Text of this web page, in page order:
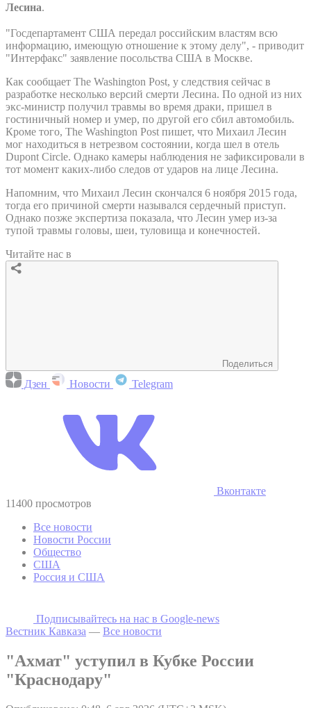
Лесина.
"Госдепартамент США передал российским властям всю
информацию, имеющую отношение к этому делу", - приводит
"Интерфакс" заявление посольства США в Москве.
Как сообщает The Washington Post, у следствия сейчас в
разработке несколько версий смерти Лесина. По одной из них
экс-министр получил травмы во время драки, пришел в
гостиничный номер и умер, по другой его сбил автомобиль.
Кроме того, The Washington Post пишет, что Михаил Лесин
мог находиться в нетрезвом состоянии, когда шел в отель
Dupont Circle. Однако камеры наблюдения не зафиксировали в
тот момент каких-либо следов от ударов на лице Лесина.
Напомним, что Михаил Лесин скончался 6 ноября 2015 года,
тогда его причиной смерти назывался сердечный приступ.
Однако позже экспертиза показала, что Лесин умер из-за
тупой травмы головы, шеи, туловища и конечностей.
Читайте нас в
Поделиться
Дзен Новости Telegram
Вконтакте
11400 просмотров
Все новости
Новости России
Общество
США
Россия и США
Подписывайтесь на наc в Google-news
Вестник Кавказа — Все новости
"Ахмат" уступил в Кубке России
"Краснодару"